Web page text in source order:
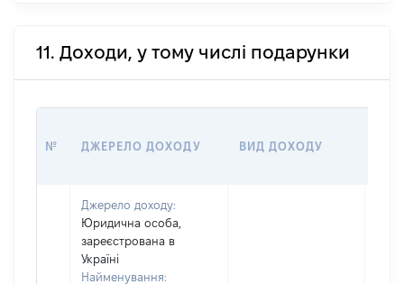
11. Доходи, у тому числі подарунки
№ ДЖЕРЕЛО ДОХОДУ ВИД ДОХОДУ
Джерело доходу:
Юридична особа,
зареєстрована в
Україні
Найменування: